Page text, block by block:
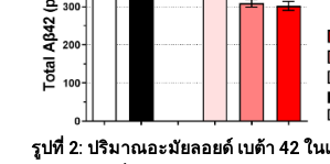
รูปที่ 2: ปริมาณอะมัยลอยด์ เบต้า 42 ใ